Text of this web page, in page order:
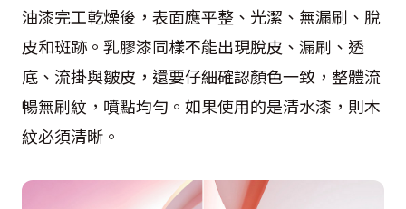
油漆完工乾燥後，表面應平整、光潔、無漏刷、脫
皮和斑跡。乳膠漆同樣不能出現脫皮、漏刷、透
底、流掛與皺皮，還要仔細確認顏色一致，整體流
暢無刷紋，噴點均勻。如果使用的是清水漆，則木
紋必須清晰。